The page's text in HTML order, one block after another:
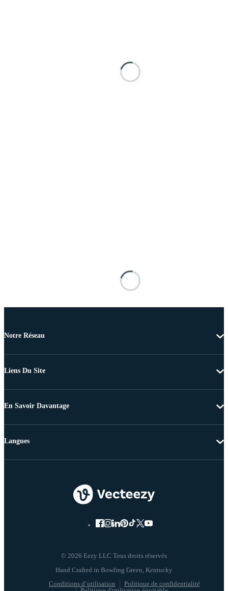
Notre Réseau
Liens Du Site
En Savoir Davantage
© 2026 Eezy LLC Tous droits réservés
Conditions d’utilisation
Politique de confidentialité
Langues